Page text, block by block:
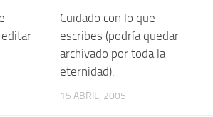
editar
Cuidado con lo que
escribes (podría quedar
archivado por toda la
eternidad).
15 ABRIL, 2005